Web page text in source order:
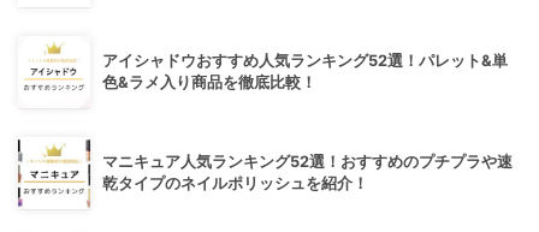
アイシャドウおすすめ人気ランキング52選！パレット&単
色&ラメ入り商品を徹底比較！
マニキュア人気ランキング52選！おすすめのプチプラや速
乾タイプのネイルポリッシュを紹介！